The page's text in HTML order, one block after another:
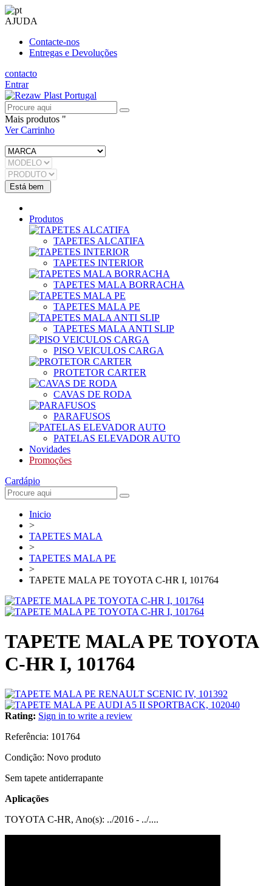
AJUDA
Contacte-nos
Entregas e Devoluções
contacto
Entrar
Mais produtos "
Ver Carrinho
Produtos
TAPETES ALCATIFA
TAPETES INTERIOR
TAPETES MALA BORRACHA
TAPETES MALA PE
TAPETES MALA ANTI SLIP
PISO VEICULOS CARGA
PROTETOR CARTER
CAVAS DE RODA
PARAFUSOS
PATELAS ELEVADOR AUTO
Novidades
Promoções
Cardápio
Inicio
>
TAPETES MALA
>
TAPETES MALA PE
>
TAPETE MALA PE TOYOTA C-HR I, 101764
TAPETE MALA PE TOYOTA
C-HR I, 101764
Rating: Sign in to write a review
Referência: 101764
Condição: Novo produto
Sem tapete antiderrapante
Aplicações
TOYOTA C-HR, Ano(s): ../2016 - ../....